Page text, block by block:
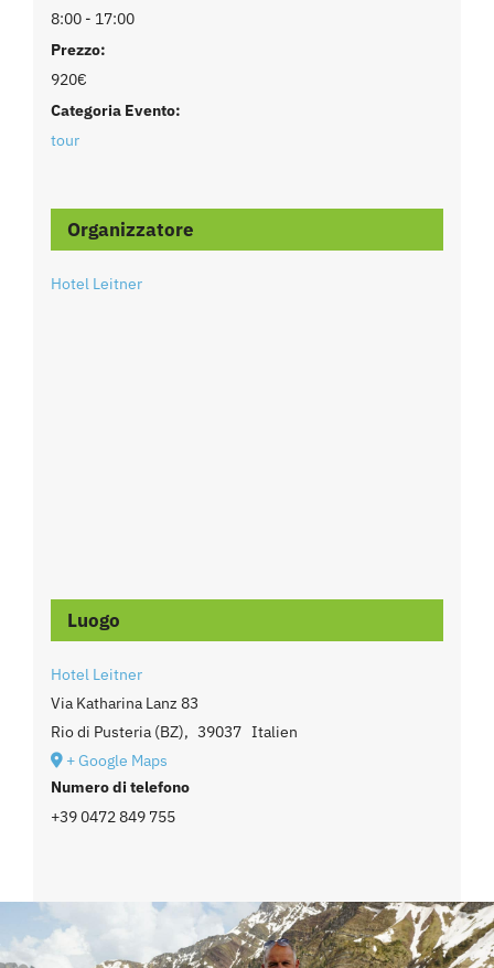
8:00 - 17:00
Prezzo:
920€
Categoria Evento:
tour
Organizzatore
Hotel Leitner
Luogo
Hotel Leitner
Via Katharina Lanz 83
Rio di Pusteria (BZ), 39037 Italien
+ Google Maps
Numero di telefono
+39 0472 849 755